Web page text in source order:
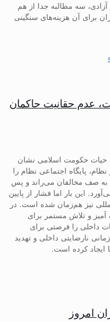
سه مطالبه جدا از هم
برای آن هزینه‌های سنگینی
عدم حقانیت حاکمان
حیات حکومت اسلامی نشان
پایگاه اجتماعی نظام را
به صف مخالفان می‌راند و پس
این بار اما فشار از پایین
نیز هم‌زمان شده است. در
و تلاش مستمر برای
داخلی را فرصتی برای
نارضایتی داخلی و تهدید
ایجاد کرده است.
امروز